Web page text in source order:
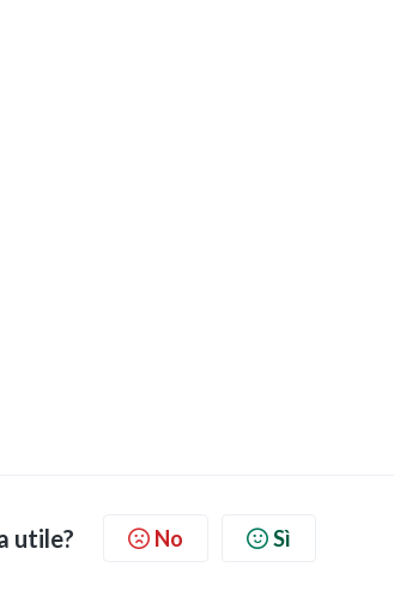
utile? No Sì